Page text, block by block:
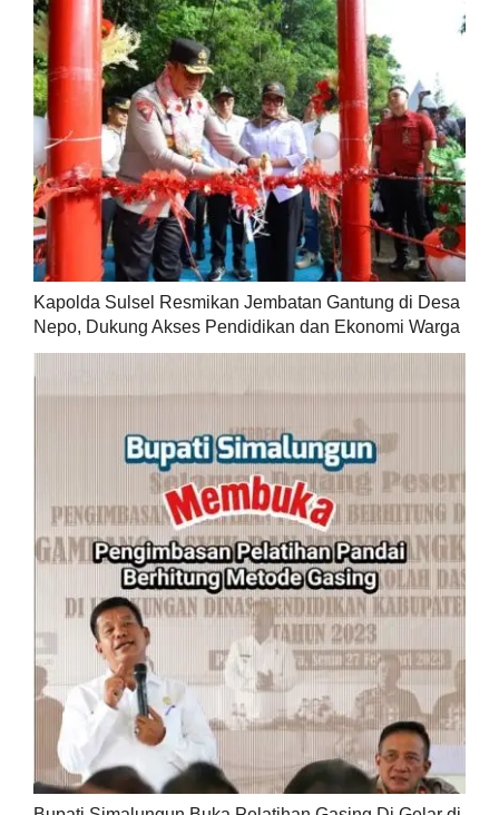
Kapolda Sulsel Resmikan Jembatan Gantung di Desa
Nepo, Dukung Akses Pendidikan dan Ekonomi Warga